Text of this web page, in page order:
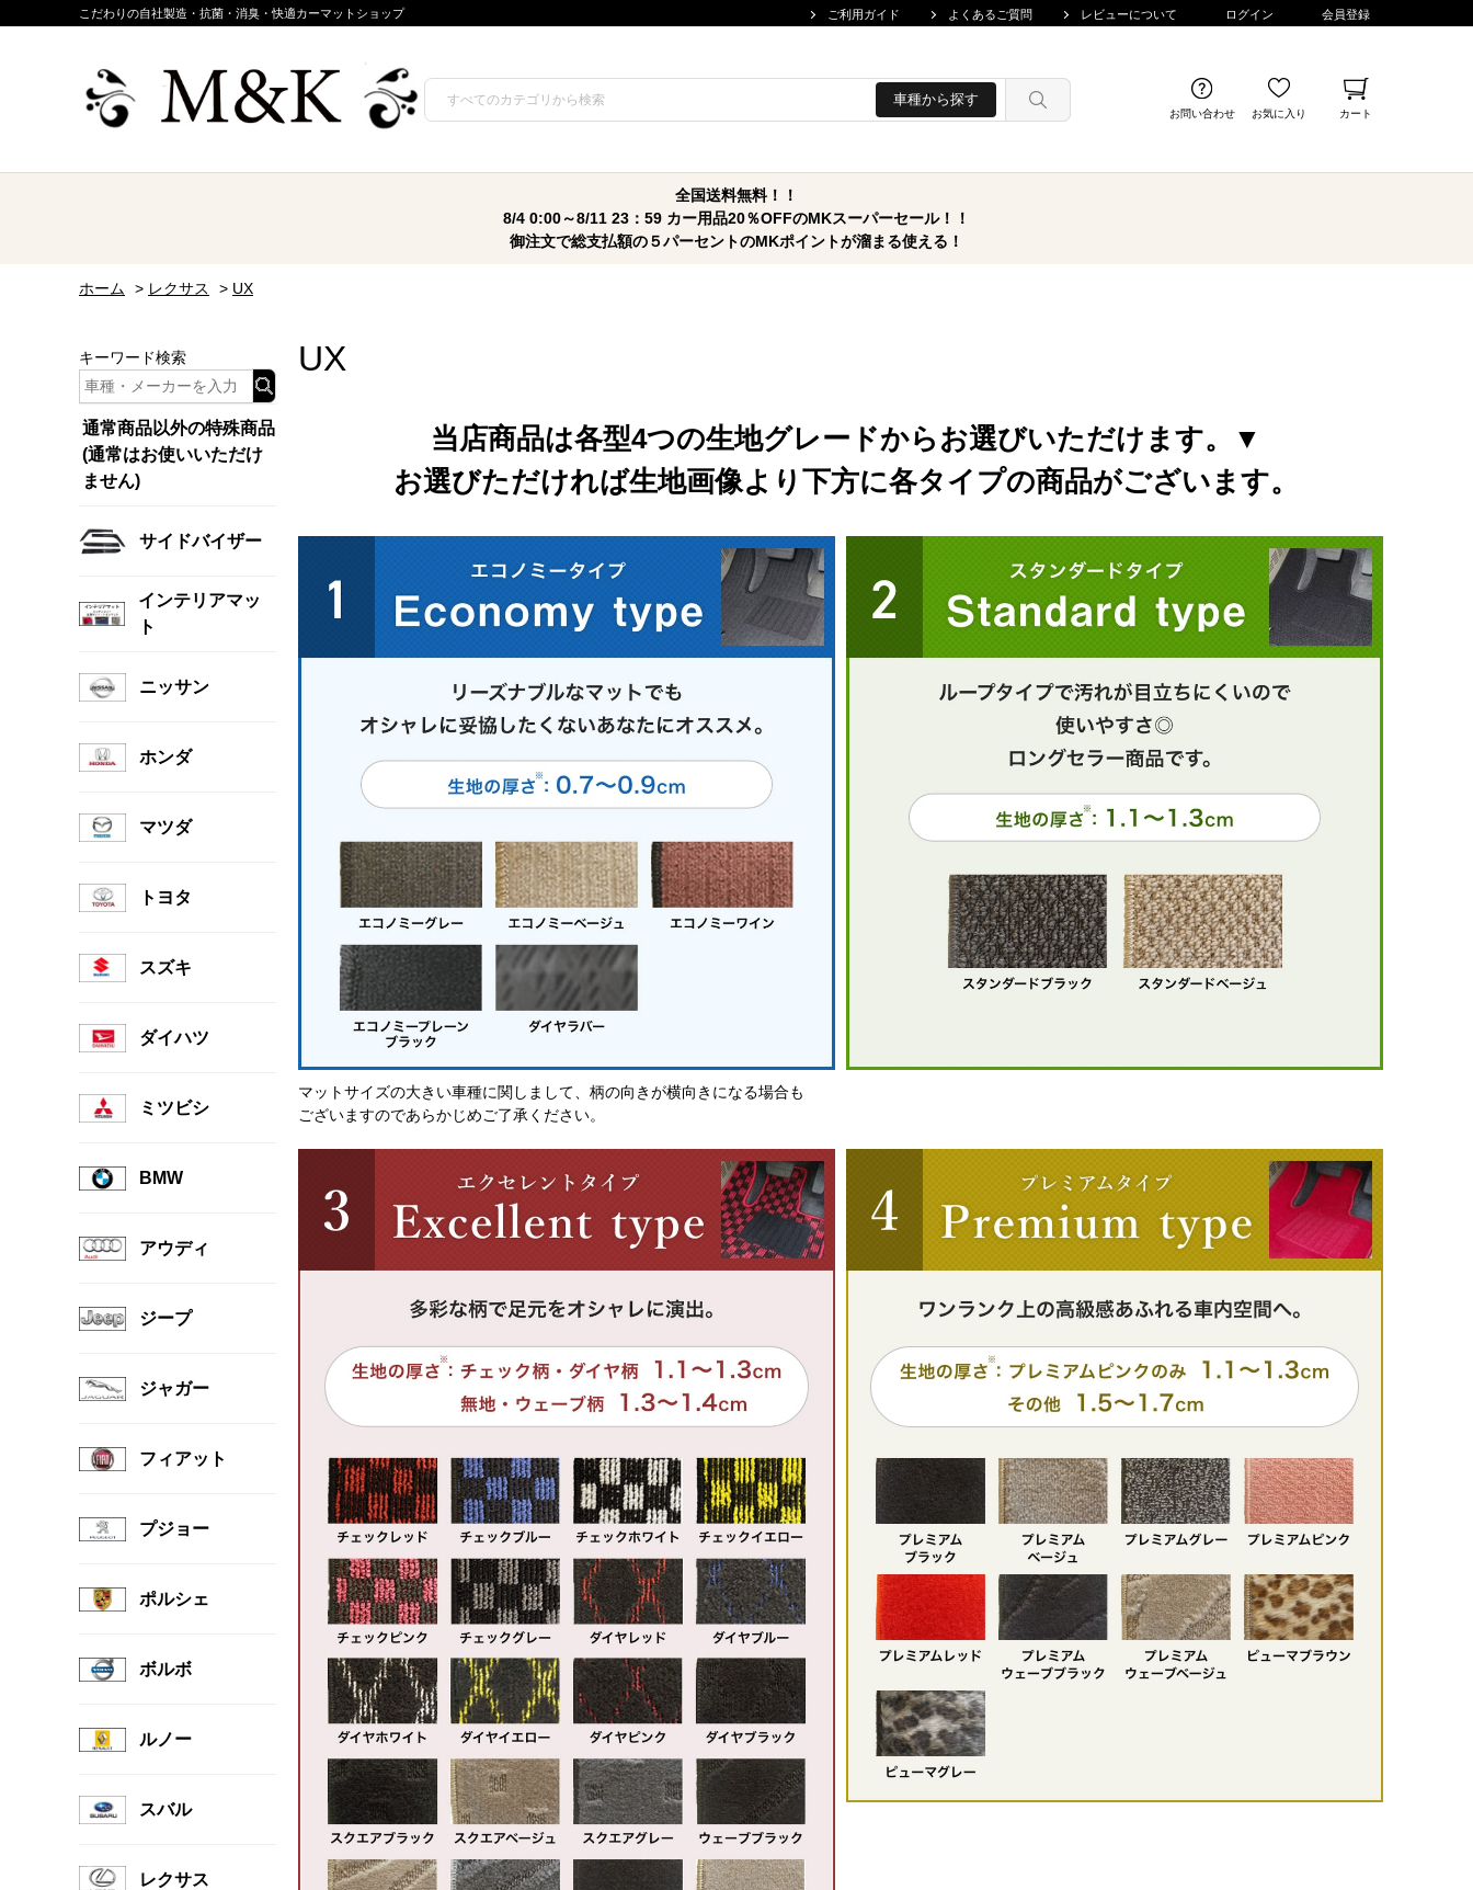
こだわりの自社製造・抗菌・消臭・快適カーマットショップ ご利用ガイド よくあるご質問 レビューについて ログイン 会員登録
車種から探す
お問い合わせ お気に入り カート
全国送料無料！！
8/4 0:00～8/11 23：59 カー用品20％OFFのMKスーパーセール！！
御注文で総支払額の５パーセントのMKポイントが溜まる使える！
ホーム > レクサス > UX
キーワード検索
通常商品以外の特殊商品
(通常はお使いいただけ
ません)
サイドバイザー
インテリアマッ
ト
ニッサン
ホンダ
マツダ
トヨタ
スズキ
ダイハツ
ミツビシ
BMW
アウディ
ジープ
ジャガー
フィアット
プジョー
ポルシェ
ボルボ
ルノー
スバル
レクサス
UX
当店商品は各型4つの生地グレードからお選びいただけます。▼
お選びただければ生地画像より下方に各タイプの商品がございます。
マットサイズの大きい車種に関しまして、柄の向きが横向きになる場合も
ございますのであらかじめご了承ください。